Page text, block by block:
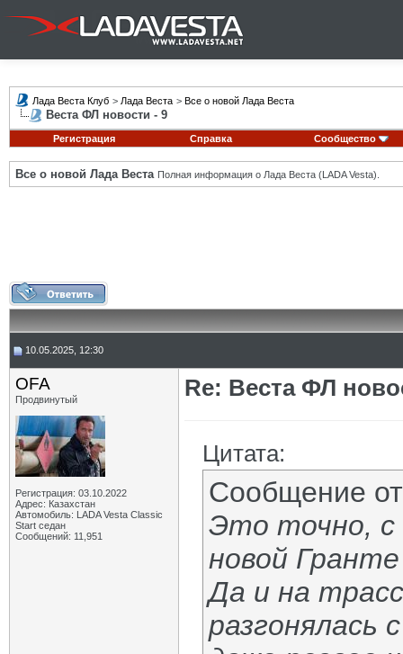
Лада Веста Клуб > Лада Веста > Все о новой Лада Веста
Веста ФЛ новости - 9
Регистрация Справка Сообщество
Все о новой Лада Веста Полная информация о Лада Веста (LADA Vesta).
10.05.2025, 12:30
OFA
Продвинутый
Регистрация: 03.10.2022
Адрес: Казахстан
Автомобиль: LADA Vesta Classic
Start седан
Сообщений: 11,951
Re: Веста ФЛ
Цитата:
Сообщение
Это точно, с
новой
Да и на
разгонялась